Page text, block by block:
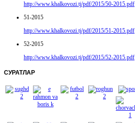
http://www.khalkovozi.tj/pdf/2015/50-2015.pdf
51-2015
http://www.khalkovozi.tj/pdf/2015/51-2015.pdf
52-2015
http://www.khalkovozi.tj/pdf/2015/52-2015.pdf
СУРАТЛАР